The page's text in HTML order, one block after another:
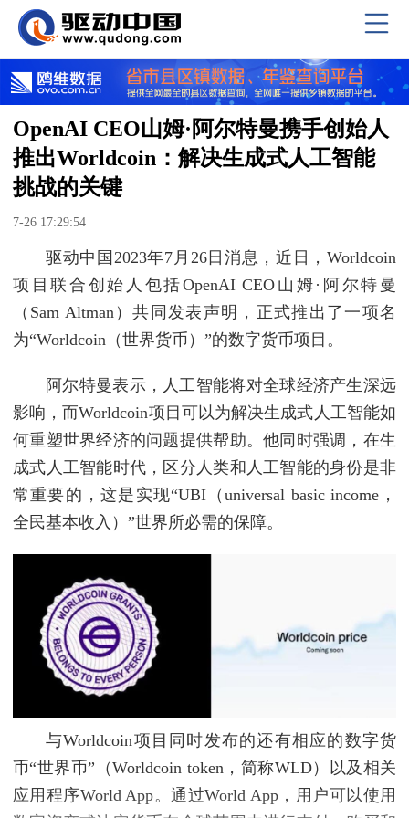
OpenAI CEO山姆·阿尔特曼携手创始人
推出Worldcoin：解决生成式人工智能
挑战的关键
7-26 17:29:54
驱动中国2023年7月26日消息，近日，Worldcoin
项目联合创始人包括OpenAI CEO山姆·阿尔特曼
（Sam Altman）共同发表声明，正式推出了一项名
为“Worldcoin（世界货币）”的数字货币项目。
阿尔特曼表示，人工智能将对全球经济产生深远
影响，而Worldcoin项目可以为解决生成式人工智能如
何重塑世界经济的问题提供帮助。他同时强调，在生
成式人工智能时代，区分人类和人工智能的身份是非
常重要的，这是实现“UBI（universal basic income，
全民基本收入）”世界所必需的保障。
与Worldcoin项目同时发布的还有相应的数字货
币“世界币”（Worldcoin token，简称WLD）以及相关
应用程序World App。通过World App，用户可以使用